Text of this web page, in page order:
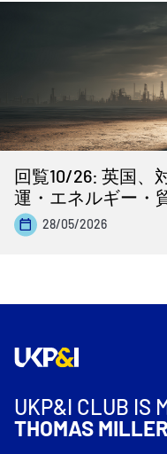
回覧10/26: 英国、
運・エネルギー・
28/05/2026
UKP&I CLUB IS
THOMAS MILLER